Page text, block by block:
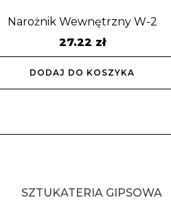
Narożnik Wewnętrzny W-2
27.22 zł
DODAJ DO KOSZYKA
SZTUKATERIA GIPSOWA